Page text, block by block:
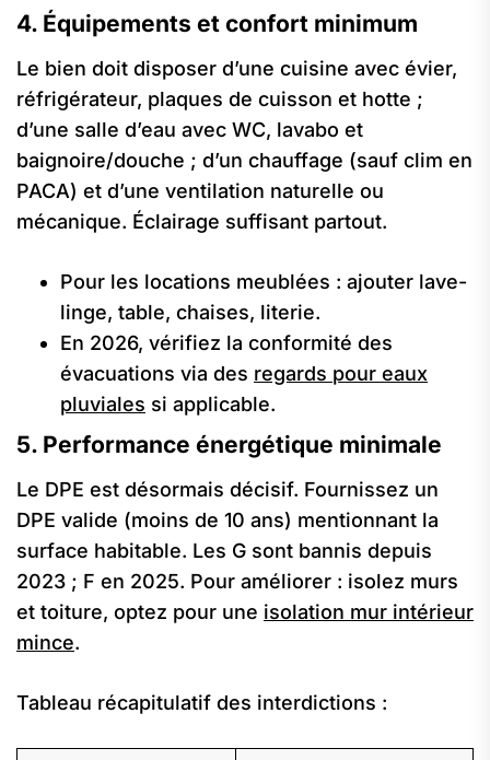
4. Équipements et confort minimum
Le bien doit disposer d’une cuisine avec évier,
réfrigérateur, plaques de cuisson et hotte ;
d’une salle d’eau avec WC, lavabo et
baignoire/douche ; d’un chauffage (sauf clim en
PACA) et d’une ventilation naturelle ou
mécanique. Éclairage suffisant partout.
Pour les locations meublées : ajouter lave-
linge, table, chaises, literie.
En 2026, vérifiez la conformité des
évacuations via des regards pour eaux
pluviales si applicable.
5. Performance énergétique minimale
Le DPE est désormais décisif. Fournissez un
DPE valide (moins de 10 ans) mentionnant la
surface habitable. Les G sont bannis depuis
2023 ; F en 2025. Pour améliorer : isolez murs
et toiture, optez pour une isolation mur intérieur
mince.
Tableau récapitulatif des interdictions :